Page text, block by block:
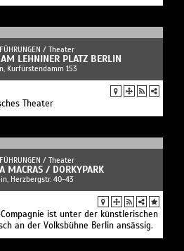
/ Theater
LEHNINER PLATZ BERLIN
Kurfürstendamm 153
Theater
/ Theater
MACRAS / DORKYPARK
Herzbergstr. 40-43
ist unter der künstlerischen
an der Volksbühne Berlin ansässig.